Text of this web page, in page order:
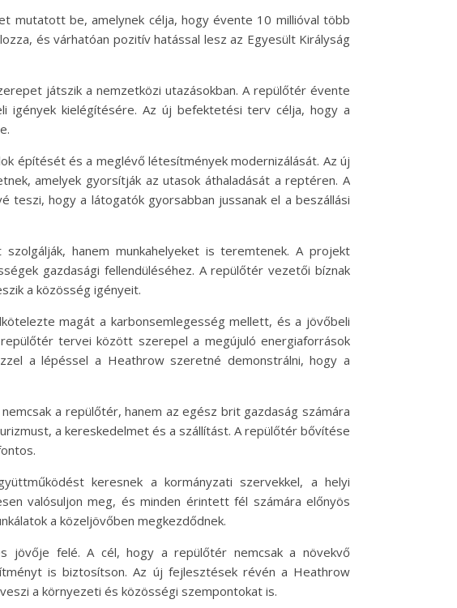
mutatott be, amelynek célja, hogy évente 10 millióval több
és várhatóan pozitív hatással lesz az Egyesült Királyság
játszik a nemzetközi utazásokban. A repülőtér évente
kielégítésére. Az új befektetési terv célja, hogy a
építését és a meglévő létesítmények modernizálását. Az új
amelyek gyorsítják az utasok áthaladását a reptéren. A
hogy a látogatók gyorsabban jussanak el a beszállási
hanem munkahelyeket is teremtenek. A projekt
gazdasági fellendüléséhez. A repülőtér vezetői bíznak
a közösség igényeit.
magát a karbonsemlegesség mellett, és a jövőbeli
tervei között szerepel a megújuló energiaforrások
a lépéssel a Heathrow szeretné demonstrálni, hogy a
a repülőtér, hanem az egész brit gazdaság számára
a kereskedelmet és a szállítást. A repülőtér bővítése
keresnek a kormányzati szervekkel, a helyi
valósuljon meg, és minden érintett fél számára előnyös
a közeljövőben megkezdődnek.
jövője felé. A cél, hogy a repülőtér nemcsak a növekvő
is biztosítson. Az új fejlesztések révén a Heathrow
a környezeti és közösségi szempontokat is.